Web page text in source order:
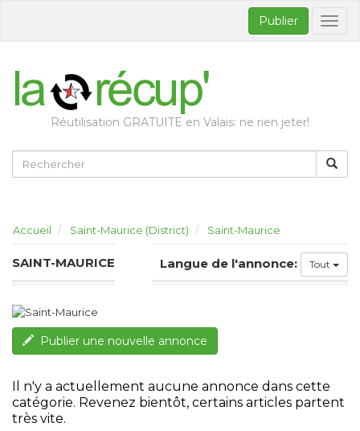
Publier
Réutilisation GRATUITE en Valais: ne rien jeter!
Accueil Saint-Maurice (District) Saint-Maurice
SAINT-MAURICE Langue de l'annonce: Tout
Publier une nouvelle annonce
Il n'y a actuellement aucune annonce dans cette
catégorie. Revenez bientôt, certains articles partent
très vite.